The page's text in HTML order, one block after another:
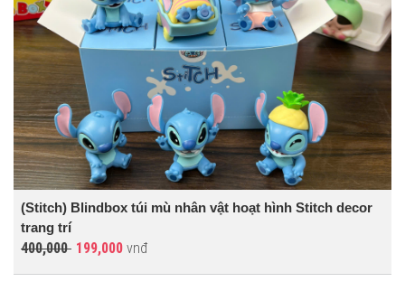
(Stitch) Blindbox túi mù nhân vật hoạt hình Stitch decor
trang trí
400,000 199,000 vnđ